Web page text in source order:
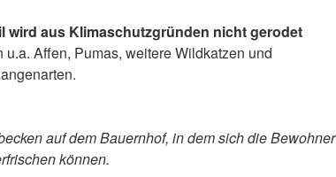
wird aus Klimaschutzgründen nicht gerodet
Affen, Pumas, weitere Wildkatzen und
auf dem Bauernhof, in dem sich die Bewohner
können.